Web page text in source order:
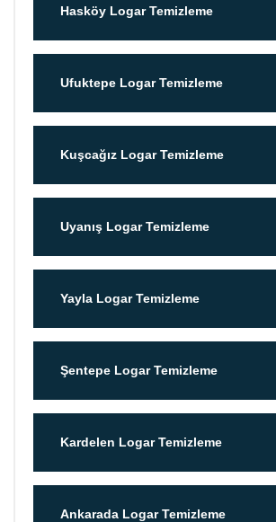
Hasköy Logar Temizleme
Ufuktepe Logar Temizleme
Kuşcağız Logar Temizleme
Uyanış Logar Temizleme
Yayla Logar Temizleme
Şentepe Logar Temizleme
Kardelen Logar Temizleme
Ankarada Logar Temizleme